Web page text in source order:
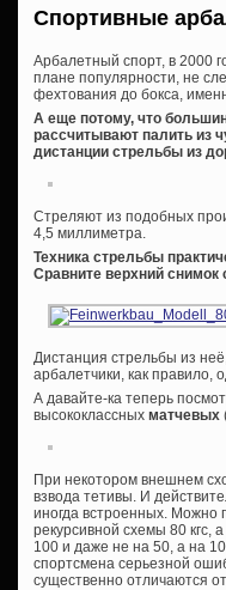
Спортивные
Арбалетный спорт, в 2000
плане популярности, не
фехтования до бокса,
А еще потому, что
рассчитывают палить из
дистанции стрельбы из
Стреляют из подобных
4,5 миллиметра.
Техника стрельбы
Сравните верхний снимок
Дистанция стрельбы из
арбалетчики, как правило,
А давайте-ка теперь
высококлассных матчевых
При некотором внешнем
взвода тетивы. И
иногда встроенных. Можно
рекурсивной схемы 80 кгс,
100 и даже не на 50, а на
спортсмена серьезной
существенно отличаются